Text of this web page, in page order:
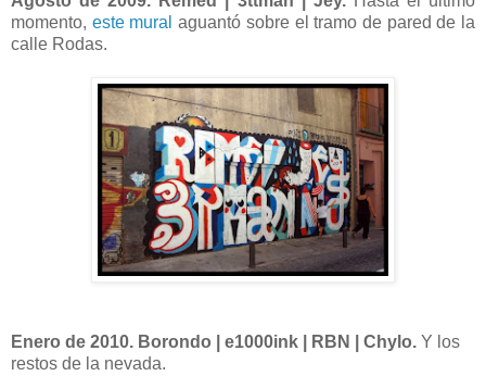
momento, este mural aguantó sobre el tramo de pared de la
calle Rodas.
Enero de 2010. Borondo | e1000ink | RBN | Chylo. Y los
restos de la nevada.